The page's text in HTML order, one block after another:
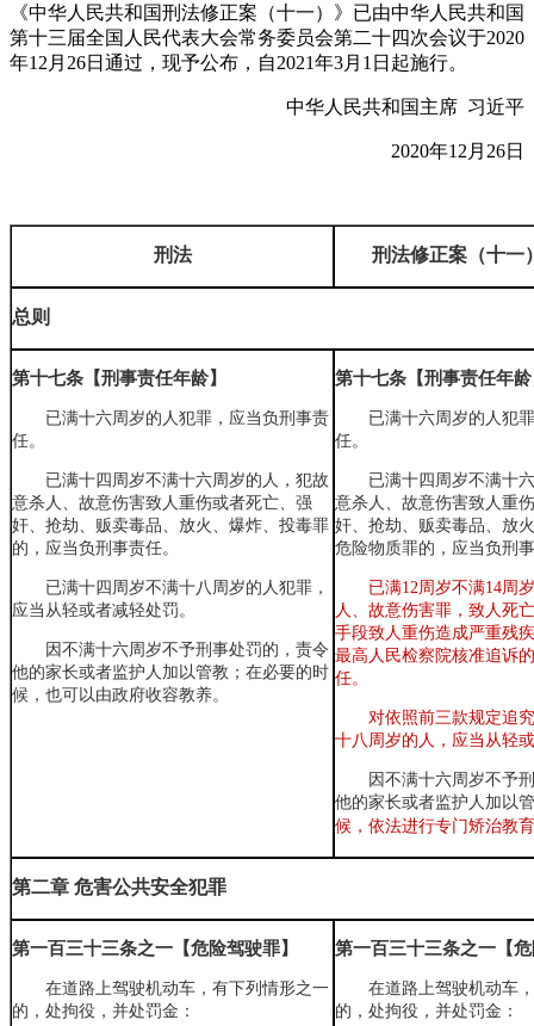
《中华人民共和国刑法修正案（十一）》已由中华人民共和国
第十三届全国人民代表大会常务委员会第二十四次会议于2020
年12月26日通过，现予公布，自2021年3月1日起施行。
中华人民共和国主席 习近平
2020年12月26日
刑法 刑法修正案（十一
总则
第十七条【刑事责任年龄】
已满十六周岁的人犯罪，应当负刑事责
任。
已满十四周岁不满十六周岁的人，犯故
意杀人、故意伤害致人重伤或者死亡、强
奸、抢劫、贩卖毒品、放火、爆炸、投毒罪
的，应当负刑事责任。
已满十四周岁不满十八周岁的人犯罪，
应当从轻或者减轻处罚。
因不满十六周岁不予刑事处罚的，责令
他的家长或者监护人加以管教；在必要的时
候，也可以由政府收容教养。
第十七条【刑事责任年
已满十六周岁的人犯
任。
已满十四周岁不满十
意杀人、故意伤害致人重
奸、抢劫、贩卖毒品、放
危险物质罪的 ， 应当负刑
已满12周岁不满14周
人、故意伤害罪，致人死
手段致人重伤造成严重残
最高人民检察院核准追诉
任。
对依照前三款规定追
十八周岁的人 ， 应当从轻
因不满十六周岁不予
他的家长或者监护人加以
候 ，依法进行专门矫治教
第二章 危害公共安全犯罪
第一百三十三条之一【危险驾驶罪】
在道路上驾驶机动车，有下列情形之一
的，处拘役，并处罚金：
第一百三十三条之一【
在道路上驾驶机动车
的，处拘役，并处罚金：